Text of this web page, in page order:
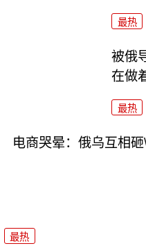
最热
被俄
在做
最热
电商哭晕：俄乌互相
最热